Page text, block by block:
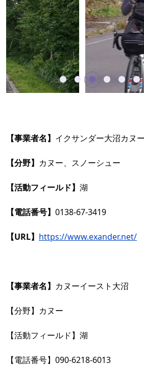
【事業者名】 イクサンダー大沼カヌ
【分野】 カヌー、スノーシュー
【活動フィールド】 湖
【電話番号】 0138-67-3419
【URL】 https://www.exander.net/
【事業者名】 カヌーイースト大沼
【分野】カヌー
【活動フィールド】湖
【電話番号】 090-6218-6013